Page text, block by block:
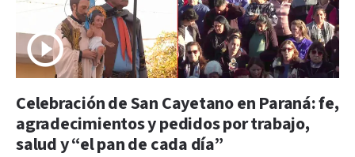
Celebración de San Cayetano en Paraná: fe,
agradecimientos y pedidos por trabajo,
salud y “el pan de cada día”